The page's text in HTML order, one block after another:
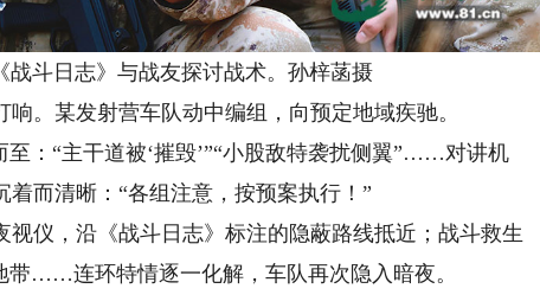
斗日志》与战友探讨战术。孙梓菡摄
某发射营车队动中编组，向预定地域疾驰。
“主干道被‘摧毁’”“小股敌特袭扰侧翼”……对讲机
而清晰：“各组注意，按预案执行！”
，沿《战斗日志》标注的隐蔽路线抵近；战斗救生
带……连环特情逐一化解，车队再次隐入暗夜。